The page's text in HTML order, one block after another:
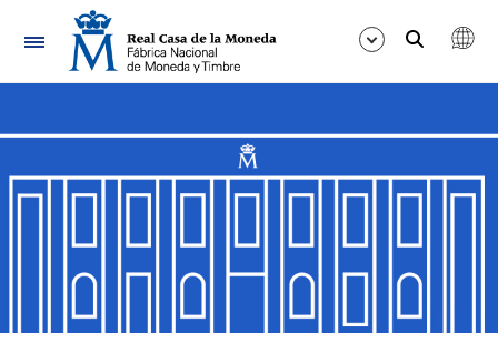
Navegación
Mostrar/Ocultar
Mostrar/Ocultar
Mostrar/Ocultar